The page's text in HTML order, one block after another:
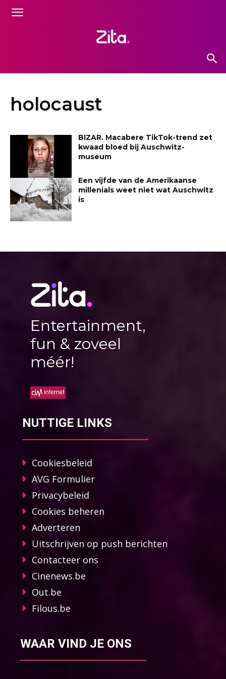
holocaust
BIZAR. Macabere TikTok-trend zet
kwaad bloed bij Auschwitz-
museum
Een vijfde van de Amerikaanse
millenials weet niet wat Auschwitz
is
Entertainment,
fun & zoveel
méér!
NUTTIGE LINKS
Cookiesbeleid
AVG Formulier
Privacybeleid
Cookies beheren
Adverteren
Uitschrijven op push berichten
Contacteer ons
Cinenews.be
Out.be
Filous.be
WAAR VIND JE ONS